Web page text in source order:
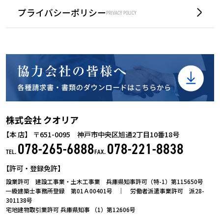
株式会社 クオリア
【本 店】 〒651-0095 神戸市中央区旭通2丁目10番18号
TEL. 078-265-6888FAX. 078-221-8838
【許可・登録免許】
設業許可 建設工事業・土木工事業 兵庫県知事許可（特-1）第115650号
一級建築士事務所登録 第01Ａ00401号 ｜ 労働者派遣事業許可 派28-
301138号
宅地建物取引業許可 兵庫県知事 （1）第12606号
PRIVACY POLICY
プライバシーポリシー